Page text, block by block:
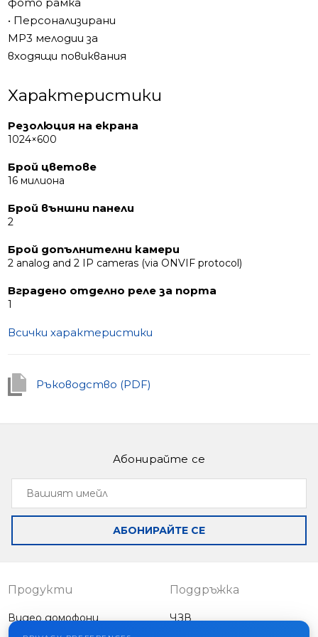
живи изображения при всякакви светлинни условия.
С ъгъл на видимост 178° и антирефлексно
покритие, изображението остава ясно дори при
пряка сльлчева светлина.
Slinex Sonik 7 AI е видеодомофон от следващо
апартамент, офис или търговски обект.
• Персонализирани
MP3 мелодии за
входящи повиквания
Характеристики
Резолюция на екрана
1024×600
Брой цветове
16 милиона
Брой външни панели
2
Брой допълнителни камери
2 analog and 2 IP cameras (via ONVIF protocol)
Вградено отделно реле за порта
1
Всички характеристики
Ръководство (PDF)
Абонирайте се
Вашият
имейл
АБОНИРАЙТЕ СЕ
Продукти
Видео домофони
Поддръжка
ЧЗВ